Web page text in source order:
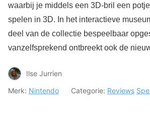
waarbij je middels een 3D-bril een
spelen in 3D. In het interactieve
deel van de collectie bespeelbaar
vanzelfsprekend ontbreekt ook de
Ilse Jurrien
Merk: Nintendo Categorie: Reviews